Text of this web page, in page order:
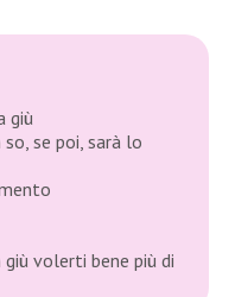
giù
se poi, sarà lo
volerti bene più di